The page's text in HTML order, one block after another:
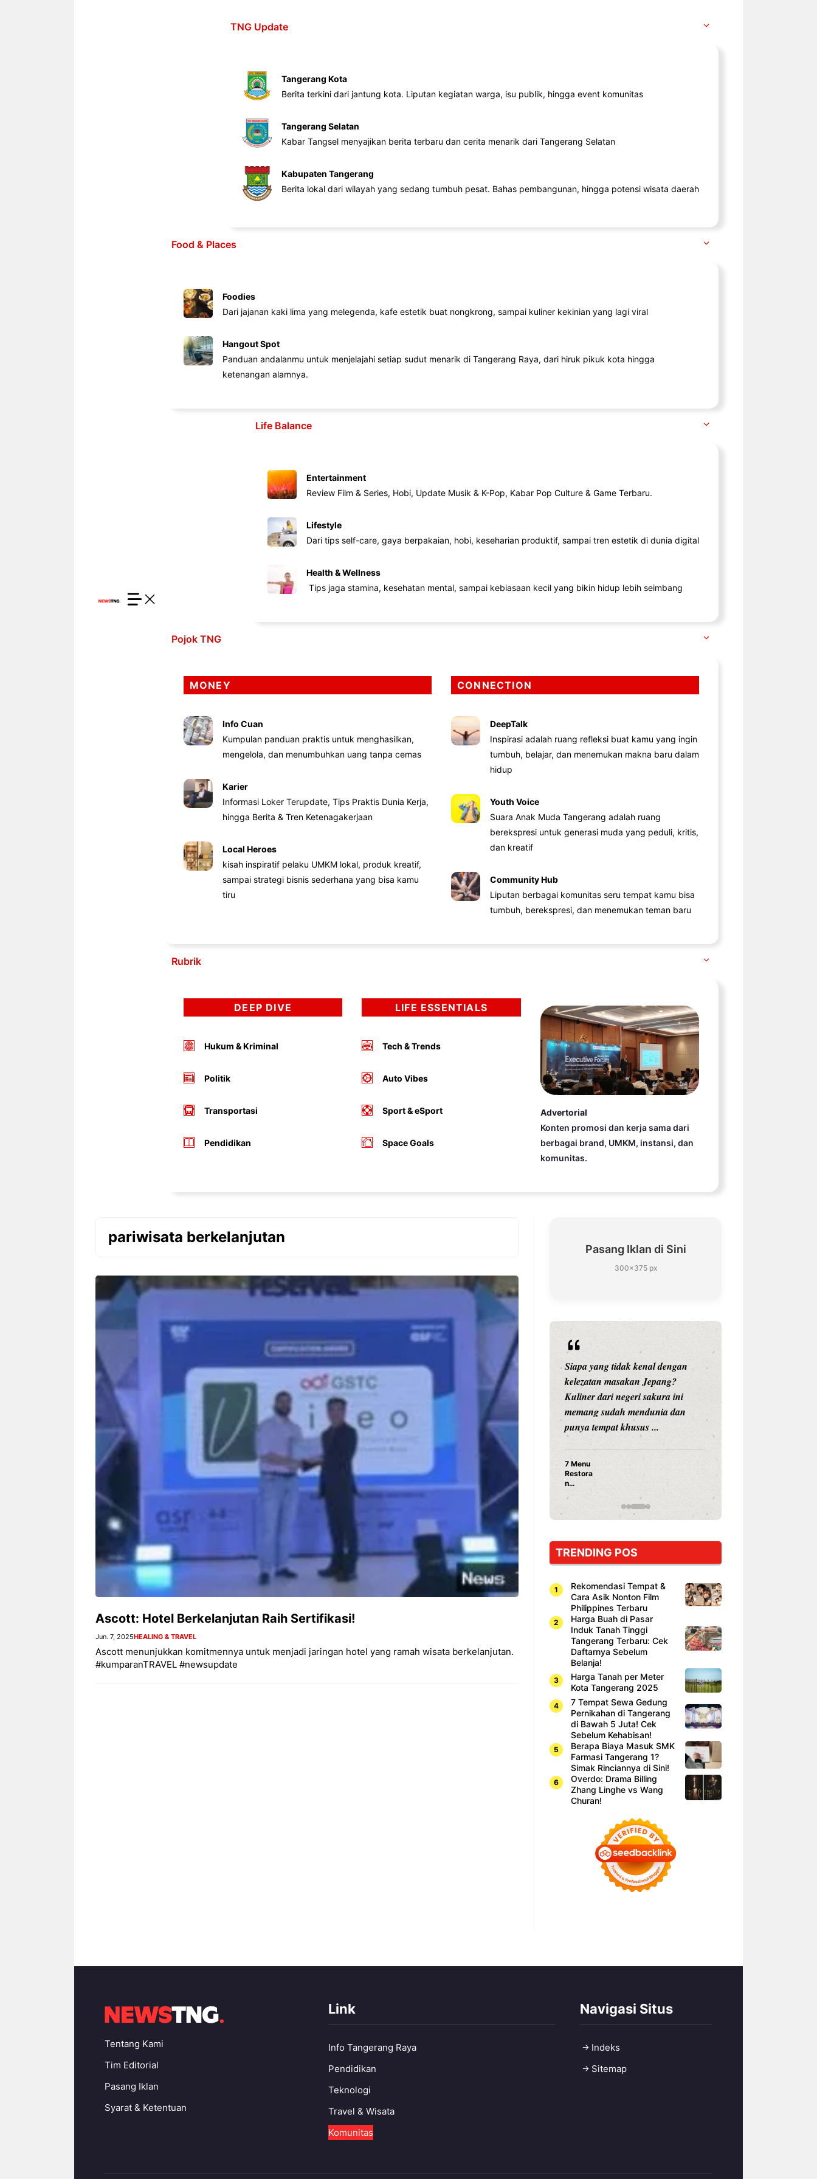
TNG Update
Tangerang Kota
Berita terkini dari jantung kota. Liputan kegiatan warga, isu publik, hingga event komunitas
Tangerang Selatan
Kabar Tangsel menyajikan berita terbaru dan cerita menarik dari Tangerang Selatan
Kabupaten Tangerang
Berita lokal dari wilayah yang sedang tumbuh pesat. Bahas pembangunan, hingga potensi wisata daerah
Food & Places
Foodies
Dari jajanan kaki lima yang melegenda, kafe estetik buat nongkrong, sampai kuliner kekinian yang lagi viral
Hangout Spot
Panduan andalanmu untuk menjelajahi setiap sudut menarik di Tangerang Raya, dari hiruk pikuk kota hingga
ketenangan alamnya.
Life Balance
Entertainment
Review Film & Series, Hobi, Update Musik & K-Pop, Kabar Pop Culture & Game Terbaru.
Lifestyle
Dari tips self-care, gaya berpakaian, hobi, keseharian produktif, sampai tren estetik di dunia digital
Health & Wellness
Tips jaga stamina, kesehatan mental, sampai kebiasaan kecil yang bikin hidup lebih seimbang
Pojok TNG
MONEY
Info Cuan
Kumpulan panduan praktis untuk menghasilkan,
mengelola, dan menumbuhkan uang tanpa cemas
Karier
Informasi Loker Terupdate, Tips Praktis Dunia Kerja,
hingga Berita & Tren Ketenagakerjaan
Local Heroes
kisah inspiratif pelaku UMKM lokal, produk kreatif,
sampai strategi bisnis sederhana yang bisa kamu
tiru
CONNECTION
DeepTalk
Inspirasi adalah ruang refleksi buat kamu yang ingin
tumbuh, belajar, dan menemukan makna baru dalam
hidup
Youth Voice
Suara Anak Muda Tangerang adalah ruang
berekspresi untuk generasi muda yang peduli, kritis,
dan kreatif
Community Hub
Liputan berbagai komunitas seru tempat kamu bisa
tumbuh, berekspresi, dan menemukan teman baru
Rubrik
DEEP DIVE
Hukum & Kriminal
Politik
Transportasi
Pendidikan
LIFE ESSENTIALS
Tech & Trends
Auto Vibes
Sport & eSport
Space Goals
Advertorial
Konten promosi dan kerja sama dari
berbagai brand, UMKM, instansi, dan
komunitas.
pariwisata berkelanjutan
Ascott: Hotel Berkelanjutan Raih Sertifikasi!
Jun. 7, 2025HEALING & TRAVEL
Ascott menunjukkan komitmennya untuk menjadi jaringan hotel yang ramah wisata berkelanjutan.
#kumparanTRAVEL #newsupdate
Pasang Iklan di Sini
300×375 px
Siapa sangka, dua nama besar di
dunia hiburan, Nunung Srimulat
dan Vicky Prasetyo, kini merambah
dunia kuliner dengan membuka
Nunung Srimulat & Vicky
Prasetyo Buka Restoran
15 Ribu, Resep Rahasia
Mami Bikin Nagih!
Bandung – Menyambut pergantian
tahun 2026, restoran all you can
eat Kakkoii All You Can Eat
Bandung menghadirkan
penawaran spesial ...
Sambut 2026, Kakkoii
Bandung Hadirkan Pesta All
You Can Eat Mulai Rp
145.000
Pernah gak sih kamu mulai
ngerjain sesuatu cuma buat iseng-
iseng, eh ternyata malah jadi
peluang bisnis yang
menguntungkan? Nah, itulah ...
Dari Iseng Jadi Cuan: Kisah
TUM_ATUL yang Ubah
Hampers Jadi Bisnis Kece
Siapa yang tidak kenal dengan
kelezatan masakan Jepang?
Kuliner dari negeri sakura ini
memang sudah mendunia dan
punya tempat khusus ...
7 Menu
Restora
n
yang
Dicoba,
Cuma
Sushi!
TRENDING POS
Rekomendasi Tempat &
Cara Asik Nonton Film
Philippines Terbaru
Harga Buah di Pasar
Induk Tanah Tinggi
Tangerang Terbaru: Cek
Daftarnya Sebelum
Belanja!
Harga Tanah per Meter
Kota Tangerang 2025
7 Tempat Sewa Gedung
Pernikahan di Tangerang
di Bawah 5 Juta! Cek
Sebelum Kehabisan!
Berapa Biaya Masuk SMK
Farmasi Tangerang 1?
Simak Rinciannya di Sini!
Overdo: Drama Billing
Zhang Linghe vs Wang
Churan!
Tentang Kami
Tim Editorial
Pasang Iklan
Syarat & Ketentuan
Link
Info Tangerang Raya
Pendidikan
Teknologi
Travel & Wisata
Komunitas
Navigasi Situs
Indeks
Sitemap